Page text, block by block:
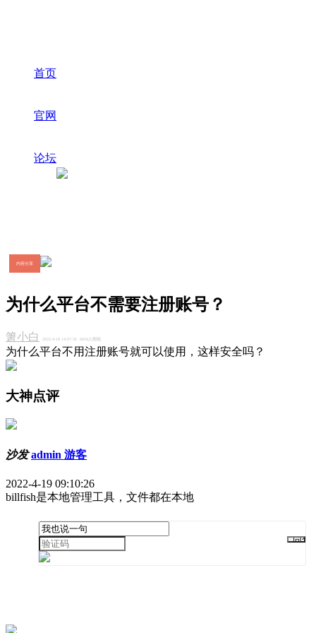
首页
官网
论坛
内容分享
为什么平台不需要注册账号？
箫小白 2022-4-18 14:07:56 6834人围观
为什么平台不用注册账号就可以使用，这样安全吗？
大神点评
沙发admin 游客
2022-4-19 09:10:26
billfish是本地管理工具，文件都在本地